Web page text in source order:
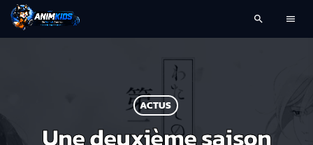
search menu
ACTUS